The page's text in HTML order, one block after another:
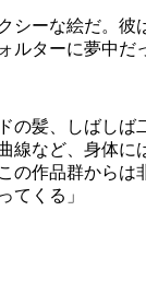
シーな絵だ。彼
ルターに夢中だ
の髪、しばしば
線など、身体に
の作品群からは
てくる」